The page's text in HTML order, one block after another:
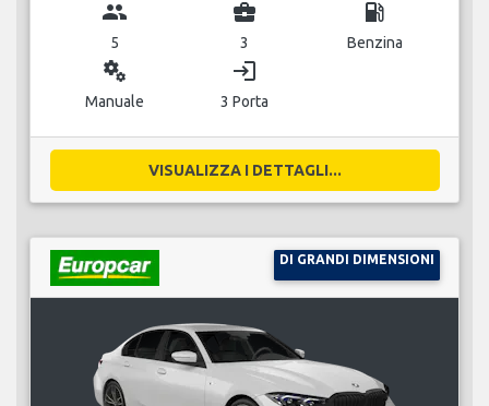
group
5
business_center
3
local_gas_station
Benzina
miscellaneous_services
Manuale
login
3 Porta
VISUALIZZA I DETTAGLI...
DI GRANDI DIMENSIONI